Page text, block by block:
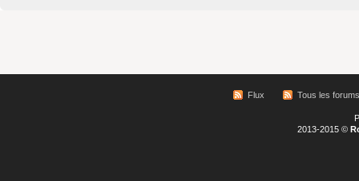
Flux Tous les forums
2013-2015 ©